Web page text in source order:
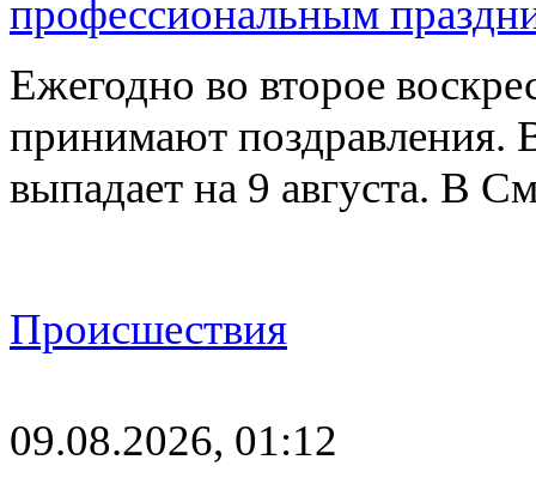
профессиональным
Ежегодно во второе
принимают поздравления.
выпадает на 9 августа. В
Происшествия
09.08.2026, 01:12